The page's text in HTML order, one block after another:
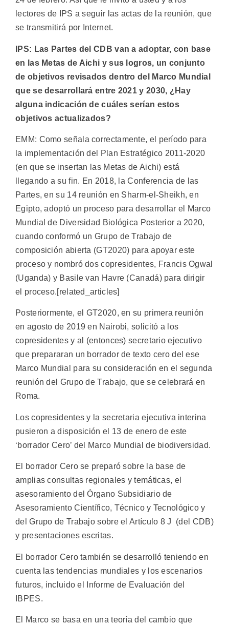
lectores de IPS a seguir las actas de la reunión, que
se transmitirá por Internet.
IPS: Las Partes del CDB van a adoptar, con base
en las Metas de Aichi y sus logros, un conjunto
de objetivos revisados dentro del Marco Mundial
que se desarrollará entre 2021 y 2030, ¿Hay
alguna indicación de cuáles serían estos
objetivos actualizados?
EMM: Como señala correctamente, el período para
la implementación del Plan Estratégico 2011-2020
(en que se insertan las Metas de Aichi) está
llegando a su fin. En 2018, la Conferencia de las
Partes, en su 14 reunión en Sharm-el-Sheikh, en
Egipto, adoptó un proceso para desarrollar el Marco
Mundial de Diversidad Biológica Posterior a 2020,
cuando conformó un Grupo de Trabajo de
composición abierta (GT2020) para apoyar este
proceso y nombró dos copresidentes, Francis Ogwal
(Uganda) y Basile van Havre (Canadá) para dirigir
el proceso.[related_articles]
Posteriormente, el GT2020, en su primera reunión
en agosto de 2019 en Nairobi, solicitó a los
copresidentes y al (entonces) secretario ejecutivo
que prepararan un borrador de texto cero del ese
Marco Mundial para su consideración en el segunda
reunión del Grupo de Trabajo, que se celebrará en
Roma.
Los copresidentes y la secretaria ejecutiva interina
pusieron a disposición el 13 de enero de este
‘borrador Cero’ del Marco Mundial de biodiversidad.
El borrador Cero se preparó sobre la base de
amplias consultas regionales y temáticas, el
asesoramiento del Órgano Subsidiario de
Asesoramiento Científico, Técnico y Tecnológico y
del Grupo de Trabajo sobre el Artículo 8 J (del CDB)
y presentaciones escritas.
El borrador Cero también se desarrolló teniendo en
cuenta las tendencias mundiales y los escenarios
futuros, incluido el Informe de Evaluación del
IBPES.
El Marco se basa en una teoría del cambio que